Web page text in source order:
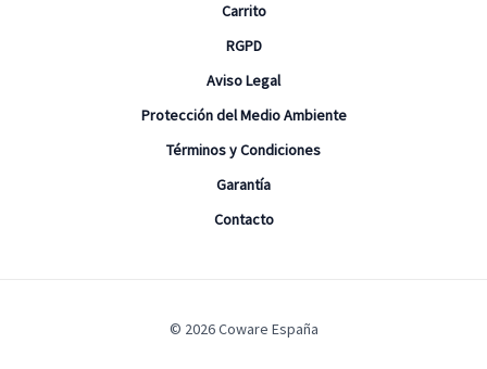
Carrito
RGPD
Aviso Legal
Protección del Medio Ambiente
Términos y Condiciones
Garantía
Contacto
© 2026 Coware España